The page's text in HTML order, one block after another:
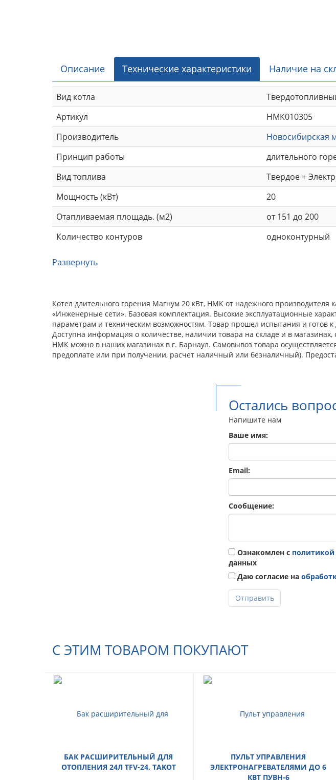
Описание Технические характеристики Наличие на
Вид котла
Артикул
НМК010305
Производитель
Новосибирская
Принцип работы
длительного
Вид топлива
Твердое +
Мощность (кВт)
20
Отапливаемая площадь. (м2)
от 151 до 200
Количество контуров
одноконтурный
Развернуть
Котел длительного горения Магнум 20 кВт, НМК от надежного
«Инженерные сети». Базовая комплектация. Высокие эксплуатационные
параметрам и техническим возможностям. Товар прошел испытания и готов к
Доступна информация о количестве, наличии товара на складе и в
НМК можно в наших магазинах в г. Барнаул. Самовывоз товара
предоплате или при получении, расчет наличный или безналичный).
Остались
Напишите нам
Ваше имя:
Email:
Сообщение:
Ознакомлен с политикой
данных
Даю согласие на
Отправить
С ЭТИМ ТОВАРОМ ПОКУПАЮТ
БАК РАСШИРИТЕЛЬНЫЙ ДЛЯ
ОТОПЛЕНИЯ 24Л TFV-24, TAKOT
ПУЛЬТ УПРАВЛЕНИЯ
ЭЛЕКТРОНАГРЕВАТЕЛЯМИ ДО 6
КВТ ПУВН-6